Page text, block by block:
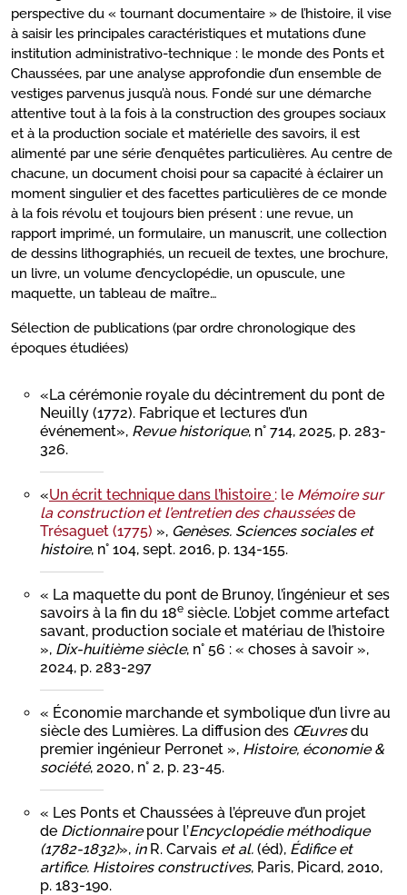
perspective du « tournant documentaire » de l’histoire, il vise
à saisir les principales caractéristiques et mutations d’une
institution administrativo-technique : le monde des Ponts et
Chaussées, par une analyse approfondie d’un ensemble de
vestiges parvenus jusqu’à nous. Fondé sur une démarche
attentive tout à la fois à la construction des groupes sociaux
et à la production sociale et matérielle des savoirs, il est
alimenté par une série d’enquêtes particulières. Au centre de
chacune, un document choisi pour sa capacité à éclairer un
moment singulier et des facettes particulières de ce monde
à la fois révolu et toujours bien présent : une revue, un
rapport imprimé, un formulaire, un manuscrit, une collection
de dessins lithographiés, un recueil de textes, une brochure,
un livre, un volume d’encyclopédie, un opuscule, une
maquette, un tableau de maître…
Sélection de publications (par ordre chronologique des
époques étudiées)
«La cérémonie royale du décintrement du pont de
Neuilly (1772). Fabrique et lectures d’un
événement», Revue historique, n° 714, 2025, p. 283-
326.
«Un écrit technique dans l’histoire : le Mémoire sur
la construction et l’entretien des chausséesde
Trésaguet (1775) », Genèses. Sciences sociales et
histoire, n° 104, sept. 2016, p. 134-155.
« La maquette du pont de Brunoy, l’ingénieur et ses
savoirs à la fin du 18e siècle. L’objet comme artefact
savant, production sociale et matériau de l’histoire
», Dix-huitième siècle, n° 56 : « choses à savoir »,
2024, p. 283-297
« Économie marchande et symbolique d’un livre au
siècle des Lumières. La diffusion des Œuvresdu
premier ingénieur Perronet », Histoire, économie &
société, 2020, n° 2, p. 23-45.
« Les Ponts et Chaussées à l’épreuve d’un projet
de Dictionnairepour l’Encyclopédie méthodique
(1782-1832)», inR. Carvais et al. (éd), Édifice et
artifice. Histoires constructives, Paris, Picard, 2010,
p. 183-190.